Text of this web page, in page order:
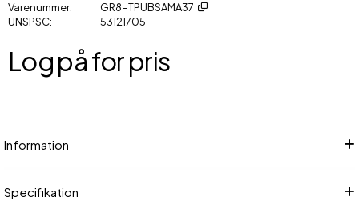
Varenummer
GR8-TPUBSAMA37
UNSPSC
53121705
Log på for pris
Information
Specifikation